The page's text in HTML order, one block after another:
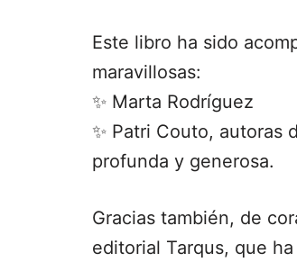
Este libro ha sido
maravillosas:
✨ Marta Rodríguez
✨ Patri Couto, autoras
profunda y generosa.
Gracias también, de
editorial Tarqus, que